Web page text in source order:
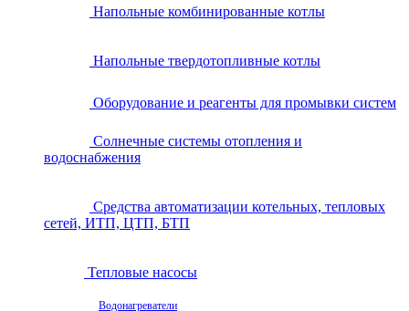
Напольные комбинированные котлы
Напольные твердотопливные котлы
Оборудование и реагенты для промывки систем
Солнечные системы отопления и
водоснабжения
Средства автоматизации котельных, тепловых
сетей, ИТП, ЦТП, БТП
Тепловые насосы
Водонагреватели